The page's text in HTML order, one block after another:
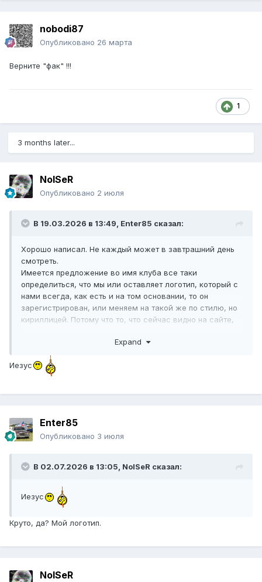
nobodi87
Опубликовано 26 марта
Верните "фак" !!!
1
3 months later...
NoISeR
Опубликовано 2 июля
В 19.03.2026 в 13:49, Enter85 сказал:
Хорошо написал. Не каждый может в завтрашний день
смотреть.
Имеется предложение во имя клуба все таки
определиться, что мы или оставляет логотип, который с
нами всегда, как есть и на том основании, то он
зарегистрирован, или меняем на такой же по стилю, но
кириллицей. Потому что то, что сейчас видно на сайте,
Expand
Иезус
Enter85
Опубликовано 3 июля
В 02.07.2026 в 13:05, NoISeR сказал:
Иезус
Круто, да? Мой логотип.
NoISeR